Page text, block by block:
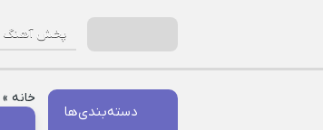
پخش آهنگ
خانه »
دسته‌بندی‌ها